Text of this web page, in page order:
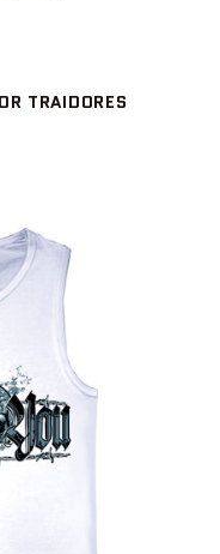
TRAIDORES